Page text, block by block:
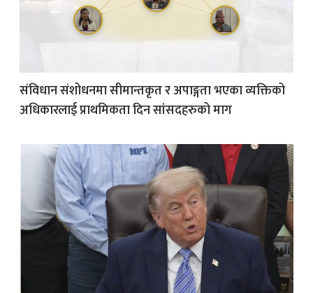
संविधान संशोधनमा सीमान्तकृत र अपाङ्गता भएका व्यक्तिको
अधिकारलाई प्राथमिकता दिन सांसदहरुको माग